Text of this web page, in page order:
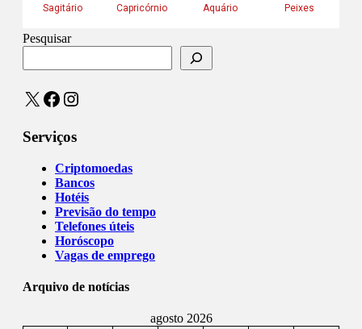
Pesquisar
X Facebook
Instagram
Serviços
Criptomoedas
Bancos
Hotéis
Previsão do tempo
Telefones úteis
Horóscopo
Vagas de emprego
Arquivo de notícias
agosto 2026